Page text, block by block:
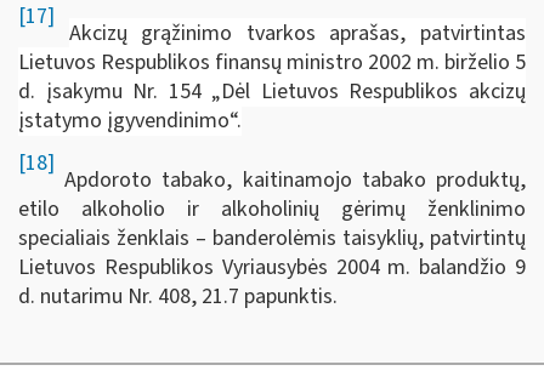
[17]
Akcizų grąžinimo tvarkos aprašas, patvirtintas
Lietuvos Respublikos finansų ministro 2002 m. birželio 5
d. įsakymu Nr. 154 „Dėl Lietuvos Respublikos akcizų
įstatymo įgyvendinimo“.
[18]
Apdoroto tabako, kaitinamojo tabako produktų,
etilo alkoholio ir alkoholinių gėrimų ženklinimo
specialiais ženklais – banderolėmis taisyklių, patvirtintų
Lietuvos Respublikos Vyriausybės 2004 m. balandžio 9
d. nutarimu Nr. 408, 21.7 papunktis.